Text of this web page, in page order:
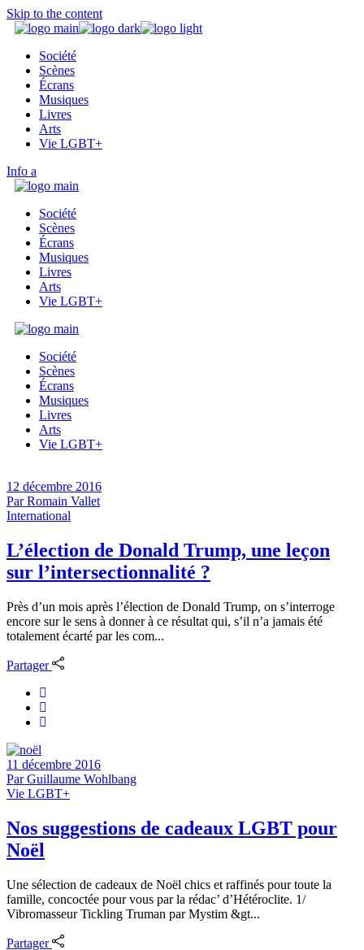
Skip to the content
Société
Scènes
Écrans
Musiques
Livres
Arts
Vie LGBT+
Info
Société
Scènes
Écrans
Musiques
Livres
Arts
Vie LGBT+
Société
Scènes
Écrans
Musiques
Livres
Arts
Vie LGBT+
12 décembre 2016
ParRomain Vallet
International
L’élection de Donald Trump, une leçon
sur l’intersectionnalité ?
Près d’un mois après l’élection de Donald Trump, on s’interroge
encore sur le sens à donner à ce résultat qui, s’il n’a jamais été
totalement écarté par les com...
Partager
11 décembre 2016
ParGuillaume Wohlbang
Vie LGBT+
Nos suggestions de cadeaux LGBT pour
Noël
Une sélection de cadeaux de Noël chics et raffinés pour toute la
famille, concoctée pour vous par la rédac’ d’Hétéroclite. 1/
Vibromasseur Tickling Truman par Mystim &gt...
Partager